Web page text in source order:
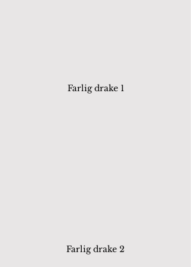
Farlig drake 1
Farlig drake 2